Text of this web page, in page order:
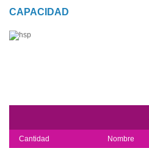
CAPACIDAD
Cantidad Nombre